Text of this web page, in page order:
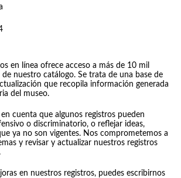
en línea ofrece acceso a más de 10 mil
de nuestro catálogo. Se trata de una base de
que recopila información generada
del museo.
cuenta que algunos registros pueden
o discriminatorio, o reflejar ideas,
ya no son vigentes. Nos comprometemos a
y revisar y actualizar nuestros registros
en nuestros registros, puedes escribirnos